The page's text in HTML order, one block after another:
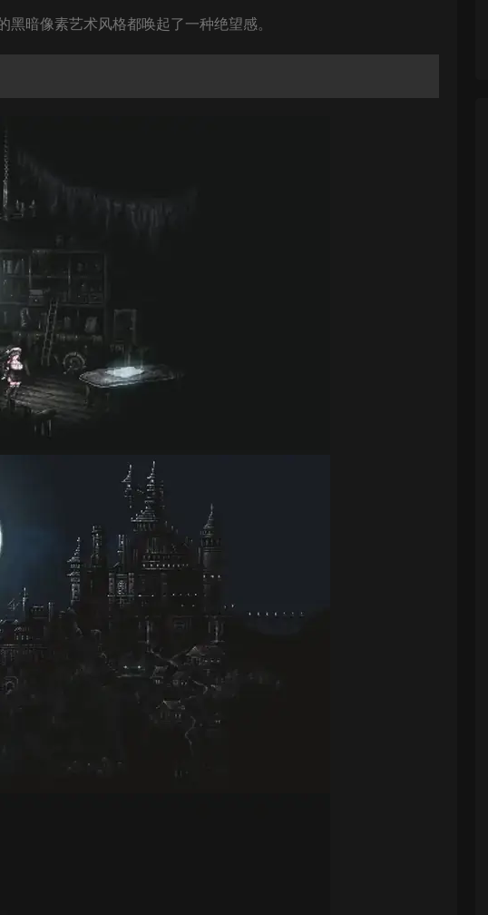
暗像素艺术风格都唤起了一种绝望感。